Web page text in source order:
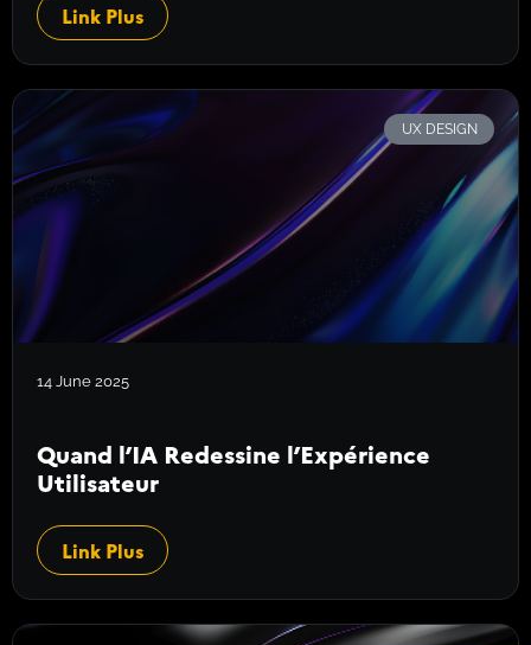
Link Plus
UX DESIGN
Quand l’IA Redessine l’Expérience
Utilisateur
Link Plus
14 June 2025